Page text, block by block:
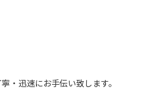
・迅速にお手伝い致します。